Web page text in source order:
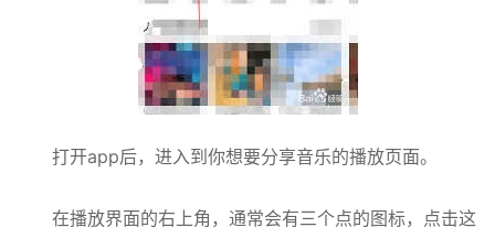
打开app后，进入到你想要分享音乐的播放页面。
在播放界面的右上角，通常会有三个点的图标，点击这